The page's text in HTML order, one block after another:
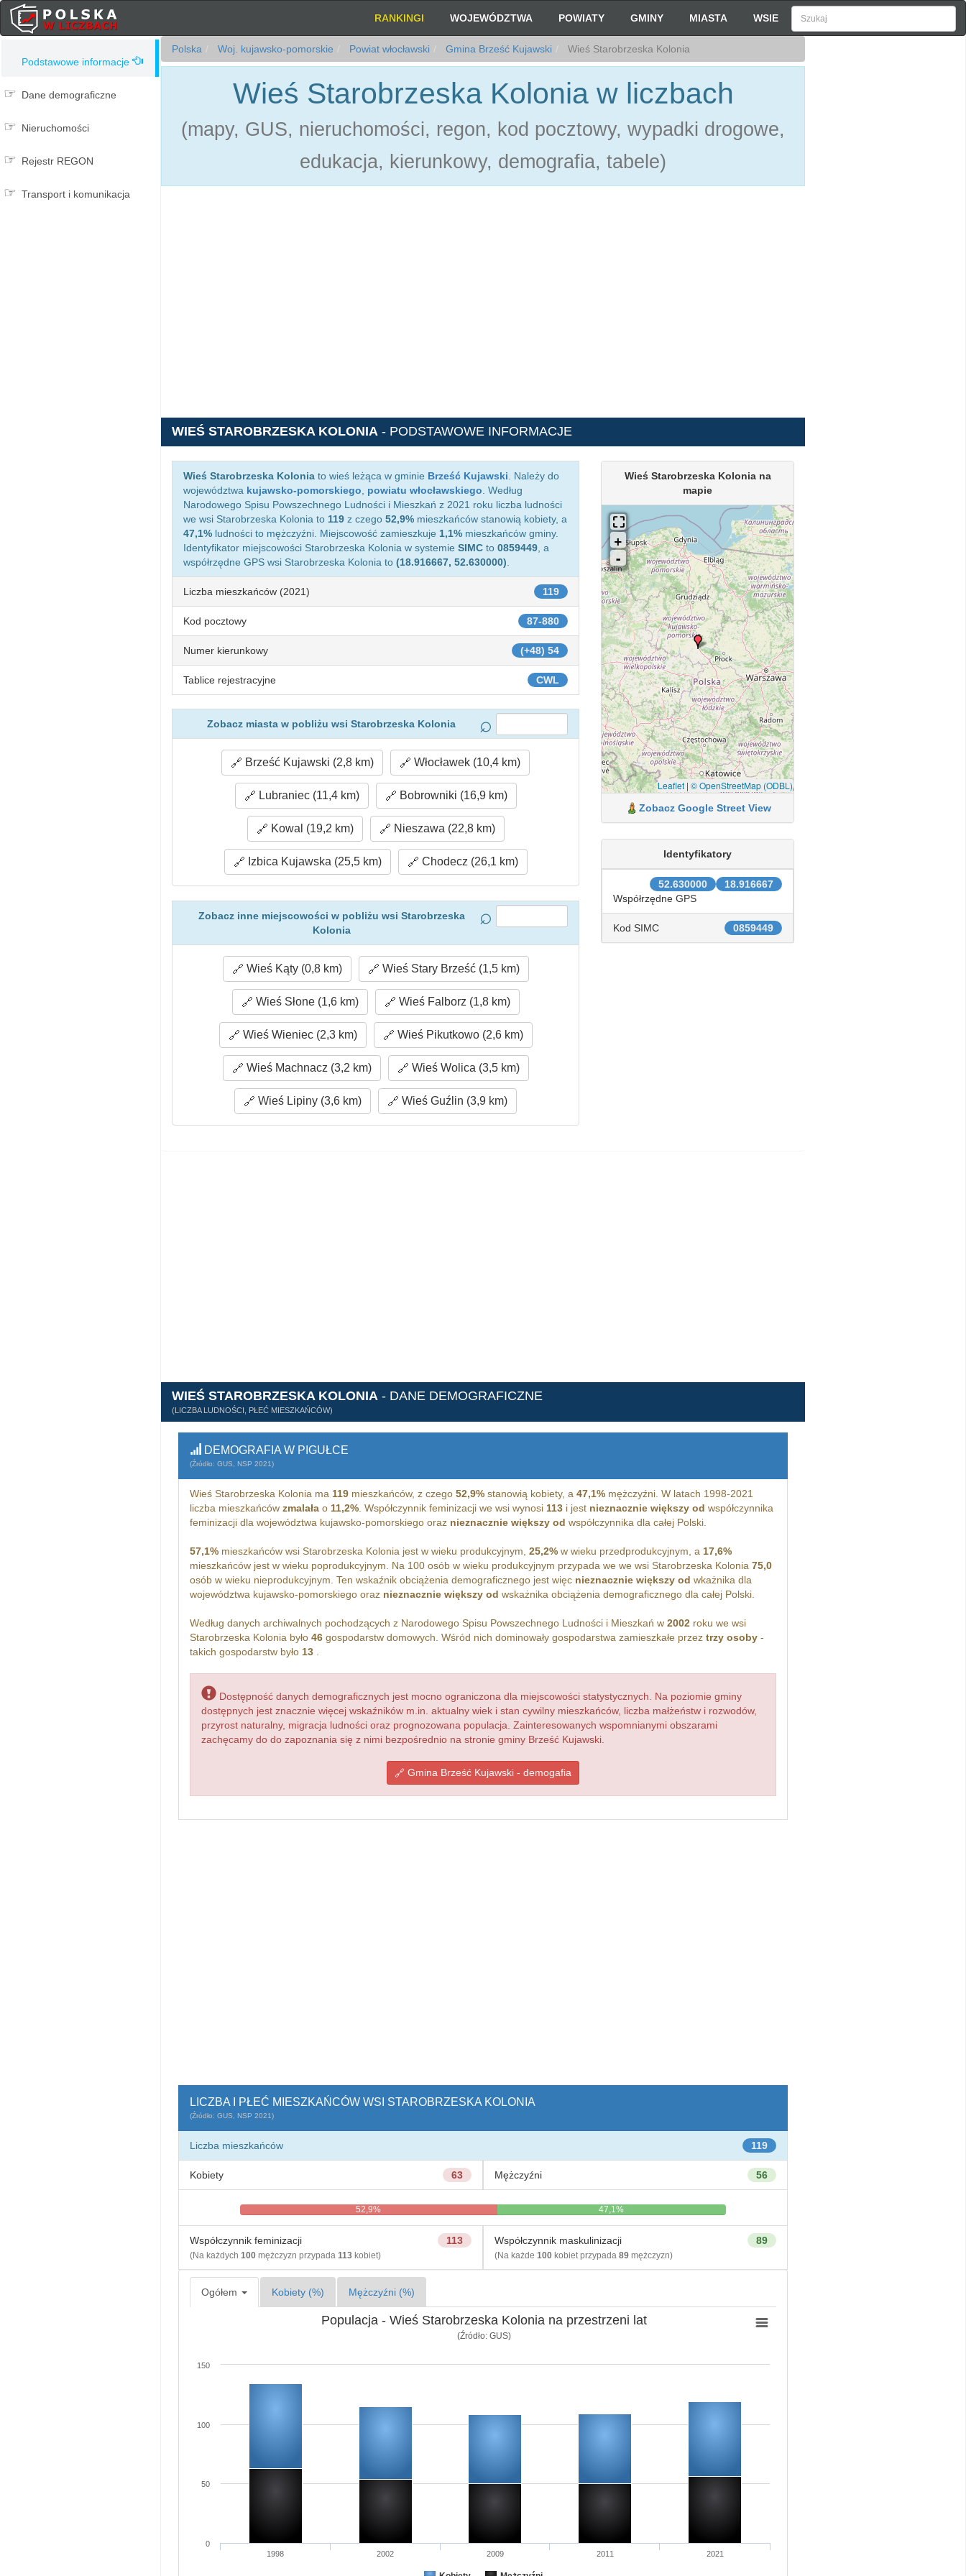
RANKINGI WOJEWÓDZTWA POWIATY GMINY MIASTA WSIE
Podstawowe informacje
Dane demograficzne
Nieruchomości
Rejestr REGON
Transport i komunikacja
Polska Woj. kujawsko-pomorskie Powiat włocławski Gmina Brześć Kujawski Wieś Starobrzeska Kolonia
Wieś Starobrzeska Kolonia w liczbach
(mapy, GUS, nieruchomości, regon, kod pocztowy, wypadki drogowe,
edukacja, kierunkowy, demografia, tabele)
WIEŚ STAROBRZESKA KOLONIA - PODSTAWOWE INFORMACJE
Wieś Starobrzeska Kolonia to wieś leżąca w gminie Brześć Kujawski . Należy do
województwa kujawsko-pomorskiego powiatu włocławskiego . Według
Narodowego Spisu Powszechnego Ludności i Mieszkań z 2021 roku liczba ludności
we wsi Starobrzeska Kolonia to 119 z czego 52,9% mieszkańców stanowią kobiety, a
47,1% ludności to mężczyźni. Miejscowość zamieszkuje 1,1% mieszkańców gminy.
Identyfikator miejscowości Starobrzeska Kolonia w systemie SIMC to 0859449 , a
współrzędne GPS wsi Starobrzeska Kolonia to (18.916667, 52.630000)
119
Liczba mieszkańców (2021)
87-880
Kod pocztowy
(+48) 54
Numer kierunkowy
CWL
Tablice rejestracyjne
Zobacz miasta w pobliżu wsi Starobrzeska Kolonia
Brześć Kujawski (2,8 km) Włocławek (10,4 km)
Lubraniec (11,4 km) Bobrowniki (16,9 km)
Kowal (19,2 km) Nieszawa (22,8 km)
Izbica Kujawska (25,5 km) Chodecz (26,1 km)
Zobacz inne miejscowości w pobliżu wsi Starobrzeska
Kolonia
Wieś Kąty (0,8 km) Wieś Stary Brześć (1,5 km)
Wieś Słone (1,6 km) Wieś Falborz (1,8 km)
Wieś Wieniec (2,3 km) Wieś Pikutkowo (2,6 km)
Wieś Machnacz (3,2 km) Wieś Wolica (3,5 km)
Wieś Lipiny (3,6 km) Wieś Guźlin (3,9 km)
Wieś Starobrzeska Kolonia na
mapie
Leaflet| © OpenStreetMap (ODBL)
Zobacz Google Street View
Identyfikatory
18.916667
52.630000
Współrzędne GPS
0859449
Kod SIMC
WIEŚ STAROBRZESKA KOLONIA - DANE DEMOGRAFICZNE
(LICZBA LUDNOŚCI, PŁEĆ MIESZKAŃCÓW)
DEMOGRAFIA W PIGUŁCE
(Źródło: GUS, NSP 2021)
Wieś Starobrzeska Kolonia ma 119mieszkańców, z czego 52,9%stanowią kobiety, a 47,1%mężczyźni. W latach 1998-2021
liczba mieszkańców zmalałao 11,2%. Współczynnik feminizacji we wsi wynosi 113i jest nieznacznie większy od współczynnika
feminizacji dla województwa kujawsko-pomorskiego oraz nieznacznie większy od współczynnika dla całej Polski.
57,1%mieszkańców wsi Starobrzeska Kolonia jest w wieku produkcyjnym, 25,2%w wieku przedprodukcyjnym, a 17,6%
mieszkańców jest w wieku poprodukcyjnym. Na 100 osób w wieku produkcyjnym przypada we we wsi Starobrzeska Kolonia 75,0
osób w wieku nieprodukcyjnym. Ten wskaźnik obciążenia demograficznego jest więc nieznacznie większy od wkażnika dla
województwa kujawsko-pomorskiego oraz nieznacznie większy od wskażnika obciążenia demograficznego dla całej Polski.
Według danych archiwalnych pochodzących z Narodowego Spisu Powszechnego Ludności i Mieszkań w 2002roku we wsi
Starobrzeska Kolonia było 46gospodarstw domowych. Wśród nich dominowały gospodarstwa zamieszkałe przez trzy osoby-
takich gospodarstw było 13.
Dostępność danych demograficznych jest mocno ograniczona dla miejscowości statystycznych. Na poziomie gminy
dostępnych jest znacznie więcej wskaźników m.in. aktualny wiek i stan cywilny mieszkańców, liczba małżeństw i rozwodów,
przyrost naturalny, migracja ludności oraz prognozowana populacja. Zainteresowanych wspomnianymi obszarami
zachęcamy do do zapoznania się z nimi bezpośrednio na stronie gminy Brześć Kujawski.
Gmina Brześć Kujawski - demogafia
LICZBA I PŁEĆ MIESZKAŃCÓW WSI STAROBRZESKA KOLONIA
(Źródło: GUS, NSP 2021)
119
Liczba mieszkańców
63
Kobiety 56
Mężczyźni
52,9% 47,1%
113
Współczynnik feminizacji
(Na każdych 100mężczyzn przypada 113kobiet)
89
Współczynnik maskulinizacji
(Na każde 100kobiet przypada 89mężczyzn)
Ogółem Kobiety (%) Mężczyźni (%)
Populacja - Wieś Starobrzeska Kolonia na przestrzeni lat
(Źródło: GUS)
1998 2002 2009 2011 2021
0
50
100
150